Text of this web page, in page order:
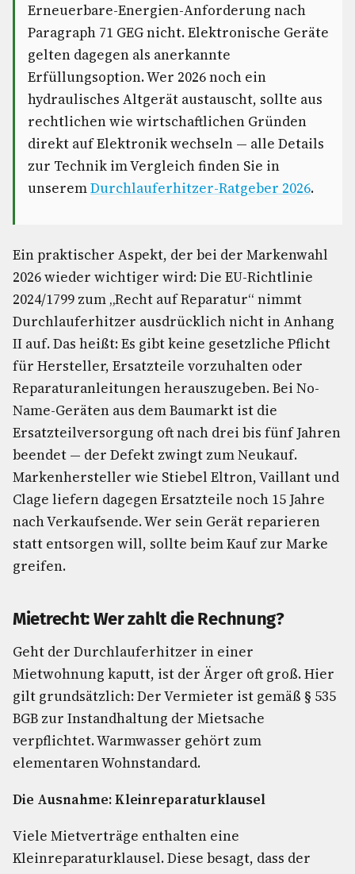
Erneuerbare-Energien-Anforderung nach
Paragraph 71 GEG nicht. Elektronische Geräte
gelten dagegen als anerkannte
Erfüllungsoption. Wer 2026 noch ein
hydraulisches Altgerät austauscht, sollte aus
rechtlichen wie wirtschaftlichen Gründen
direkt auf Elektronik wechseln — alle Details
zur Technik im Vergleich finden Sie in
unseremDurchlauferhitzer-Ratgeber 2026.
Ein praktischer Aspekt, der bei der Markenwahl
2026 wieder wichtiger wird: Die EU-Richtlinie
2024/1799 zum „Recht auf Reparatur“ nimmt
Durchlauferhitzer ausdrücklich nicht in Anhang
II auf. Das heißt: Es gibt keine gesetzliche Pflicht
für Hersteller, Ersatzteile vorzuhalten oder
Reparaturanleitungen herauszugeben. Bei No-
Name-Geräten aus dem Baumarkt ist die
Ersatzteilversorgung oft nach drei bis fünf Jahren
beendet — der Defekt zwingt zum Neukauf.
Markenhersteller wie Stiebel Eltron, Vaillant und
Clage liefern dagegen Ersatzteile noch 15 Jahre
nach Verkaufsende. Wer sein Gerät reparieren
statt entsorgen will, sollte beim Kauf zur Marke
greifen.
Mietrecht: Wer zahlt die Rechnung?
Geht der Durchlauferhitzer in einer
Mietwohnung kaputt, ist der Ärger oft groß. Hier
gilt grundsätzlich: Der Vermieter ist gemäß § 535
BGB zur Instandhaltung der Mietsache
verpflichtet. Warmwasser gehört zum
elementaren Wohnstandard.
Die Ausnahme: Kleinreparaturklausel
Viele Mietverträge enthalten eine
Kleinreparaturklausel. Diese besagt, dass der